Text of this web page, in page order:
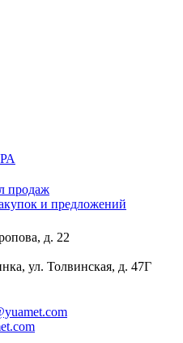
продаж
и предложений
д. 22
ул. Толвинская, д. 47Г